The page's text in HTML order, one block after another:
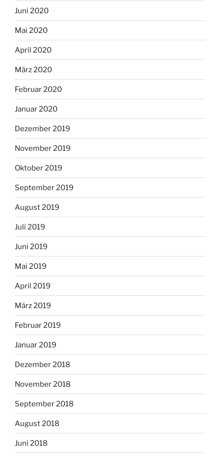
Juni 2020
Mai 2020
April 2020
März 2020
Februar 2020
Januar 2020
Dezember 2019
November 2019
Oktober 2019
September 2019
August 2019
Juli 2019
Juni 2019
Mai 2019
April 2019
März 2019
Februar 2019
Januar 2019
Dezember 2018
November 2018
September 2018
August 2018
Juni 2018